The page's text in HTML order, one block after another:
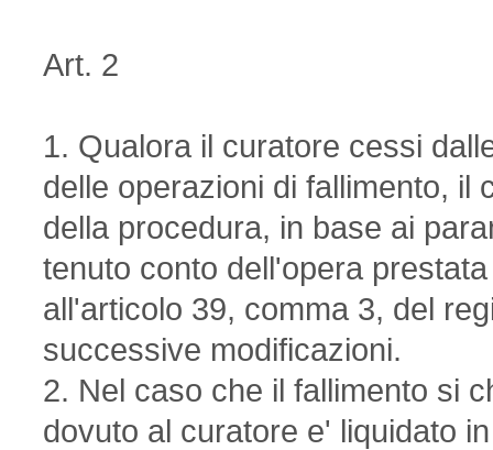
Art. 2
1. Qualora il curatore cessi
delle operazioni di fallimento, il
della procedura, in base ai
tenuto conto dell'opera
all'articolo 39, comma 3, del
successive modificazioni.
2. Nel caso che il fallimento si
dovuto al curatore e' liquidato